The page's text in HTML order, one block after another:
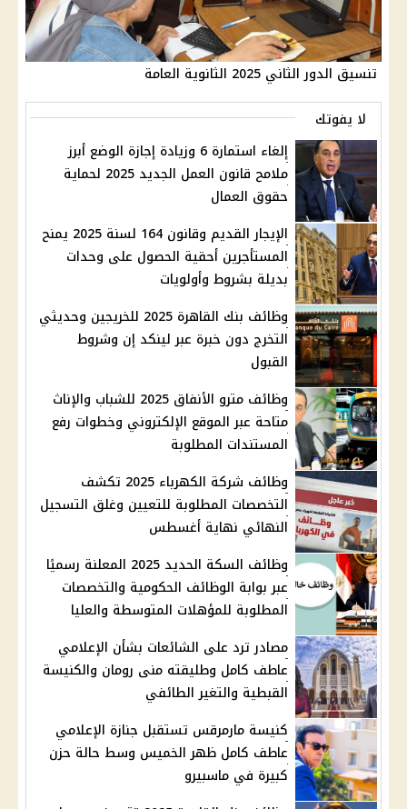
تنسيق الدور الثاني 2025 الثانوية العامة
لا يفوتك
إلغاء استمارة 6 وزيادة إجازة الوضع أبرز
ملامح قانون العمل الجديد 2025 لحماية
حقوق العمال
الإيجار القديم وقانون 164 لسنة 2025 يمنح
المستأجرين أحقية الحصول على وحدات
بديلة بشروط وأولويات
وظائف بنك القاهرة 2025 للخريجين وحديثي
التخرج دون خبرة عبر لينكد إن وشروط
القبول
وظائف مترو الأنفاق 2025 للشباب والإناث
متاحة عبر الموقع الإلكتروني وخطوات رفع
المستندات المطلوبة
وظائف شركة الكهرباء 2025 تكشف
التخصصات المطلوبة للتعيين وغلق التسجيل
النهائي نهاية أغسطس
وظائف السكة الحديد 2025 المعلنة رسميًا
عبر بوابة الوظائف الحكومية والتخصصات
المطلوبة للمؤهلات المتوسطة والعليا
مصادر ترد على الشائعات بشأن الإعلامي
عاطف كامل وطليقته منى رومان والكنيسة
القبطية والتغير الطائفي
كنيسة مارمرقس تستقبل جنازة الإعلامي
عاطف كامل ظهر الخميس وسط حالة حزن
كبيرة في ماسبيرو